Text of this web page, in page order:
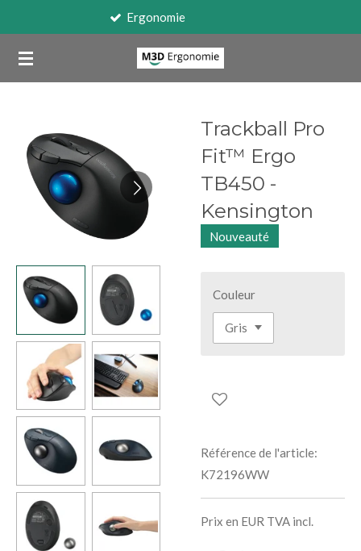
contenu
principal
Trackball Pro
Fit™ Ergo
TB450 -
Kensington
Nouveauté
Couleur
Référence de l'article:
K72196WW
Prix en EUR TVA incl.